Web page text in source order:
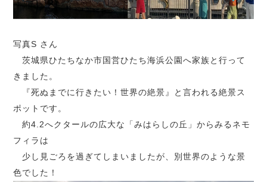
写真S さん
茨城県ひたちなか市国営ひたち海浜公園へ家族と行って
きました。
『死ぬまでに行きたい！世界の絶景』と言われる絶景ス
ポットです。
約4.2へクタールの広大な「みはらしの丘」からみるネモ
フィラは
少し見ごろを過ぎてしまいましたが、別世界のような景
色でした！